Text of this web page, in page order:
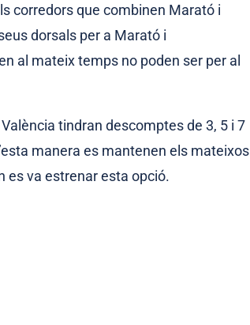
corredors que combinen Marató i
dorsals per a Marató i
al mateix temps no poden ser per al
tindran descomptes de 3, 5 i 7
manera es mantenen els mateixos
es va estrenar esta opció.